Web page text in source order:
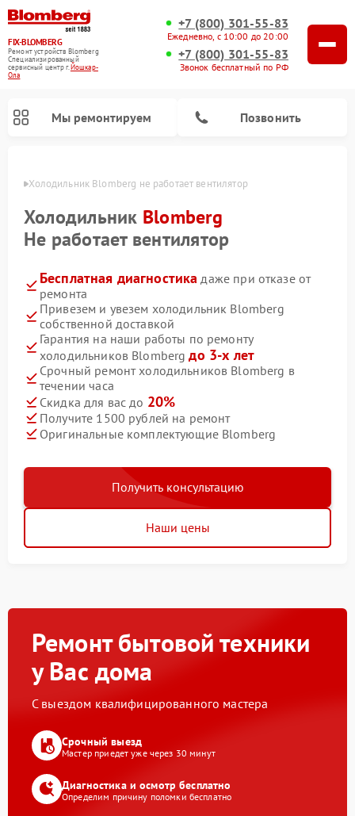
FIX-BLOMBERG
Ремонт устройств Blomberg
Специализированный
cервисный центр г.Йошкар-
Ола
+7 (800) 301-55-83
Ежедневно, с 10:00 до 20:00
+7 (800) 301-55-83
Звонок бесплатный по РФ
Мы ремонтируем Позвонить
Оле Холодильник Blomberg не работает вентилятор
Холодильник Blomberg
Не работает вентилятор
Бесплатная диагностика даже при отказе от
ремонта
Привезем и увезем холодильник Blomberg
собственной доставкой
Гарантия на наши работы по ремонту
холодильников Blombergдо 3-х лет
Срочный ремонт холодильников Blomberg в
течении часа
Скидка для вас до 20%
Получите 1500 рублей на ремонт
Оригинальные комплектующие Blomberg
Получить консультацию
Наши цены
Ремонт бытовой техники
у Вас дома
С выездом квалифицированного мастера
Срочный выезд
Мастер приедет уже через 30 минут
Диагностика и осмотр бесплатно
Определим причину поломки бесплатно